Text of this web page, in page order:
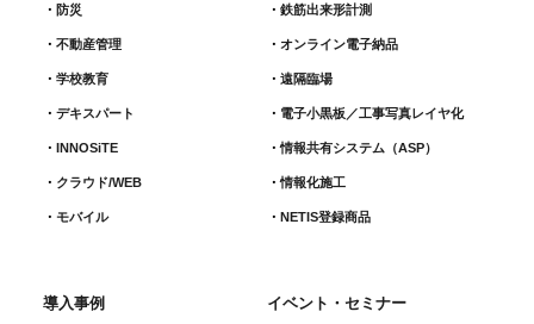
防災
不動産管理
学校教育
デキスパート
INNOSiTE
クラウド/WEB
モバイル
鉄筋出来形計測​
オンライン電子納品
遠隔臨場
電子小黒板／工事写真レイヤ化
情報共有システム（ASP）
情報化施工
NETIS登録商品
導入事例 イベント・セミナー